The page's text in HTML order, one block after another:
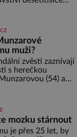
jednu čajovou
o sobě se může
Teprve když
desítkami tisíc
včelstva,
z
organismů
muži?
zvěsti zaznívají
s herečkou
(54) a
sympaťákem, s
družně, až d
mozku stárnout
je přes 25 let, by